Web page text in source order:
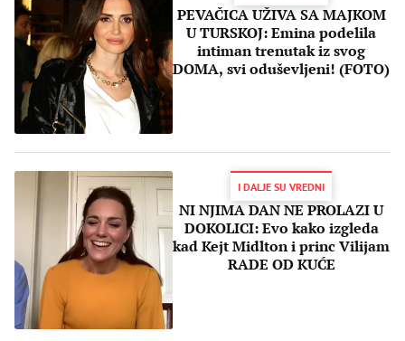
PEVAČICA UŽIVA SA MAJKOM
U TURSKOJ: Emina podelila
intiman trenutak iz svog
DOMA, svi oduševljeni! (FOTO)
I DALJE SU VREDNI
NI NJIMA DAN NE PROLAZI U
DOKOLICI: Evo kako izgleda
kad Kejt Midlton i princ Vilijam
RADE OD KUĆE